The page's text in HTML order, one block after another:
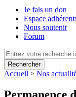
Je fais un don
Espace
Nous soutenir
Forum
Rechercher
Accueil > Nos